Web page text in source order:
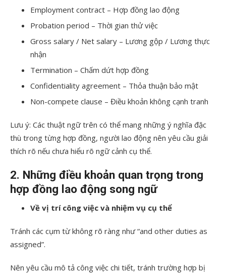
Employment contract – Hợp đồng lao động
Probation period – Thời gian thử việc
Gross salary / Net salary – Lương gộp / Lương thực
nhận
Termination – Chấm dứt hợp đồng
Confidentiality agreement – Thỏa thuận bảo mật
Non-compete clause – Điều khoản không cạnh tranh
Lưu ý: Các thuật ngữ trên có thể mang những ý nghĩa đặc
thù trong từng hợp đồng, người lao động nên yêu cầu giải
thích rõ nếu chưa hiểu rõ ngữ cảnh cụ thể.
2. Những điều khoản quan trọng trong
hợp đồng lao động song ngữ
Về vị trí công việc và nhiệm vụ cụ thể
Tránh các cụm từ không rõ ràng như “and other duties as
assigned”.
Nên yêu cầu mô tả công việc chi tiết, tránh trường hợp bị